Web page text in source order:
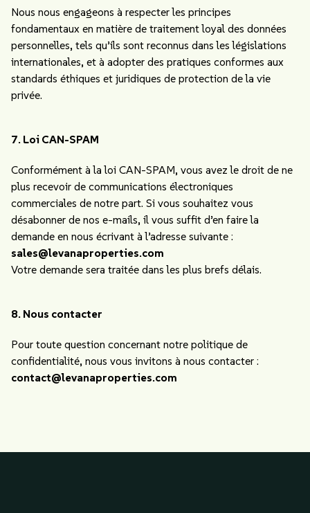
Nous nous engageons à respecter les principes
fondamentaux en matière de traitement loyal des données
personnelles, tels qu’ils sont reconnus dans les législations
internationales, et à adopter des pratiques conformes aux
standards éthiques et juridiques de protection de la vie
privée.
7. Loi CAN-SPAM
Conformément à la loi CAN-SPAM, vous avez le droit de ne
plus recevoir de communications électroniques
commerciales de notre part. Si vous souhaitez vous
désabonner de nos e-mails, il vous suffit d’en faire la
demande en nous écrivant à l’adresse suivante :
sales@levanaproperties.com
Votre demande sera traitée dans les plus brefs délais.
8. Nous contacter
Pour toute question concernant notre politique de
confidentialité, nous vous invitons à nous contacter :
contact@levanaproperties.com